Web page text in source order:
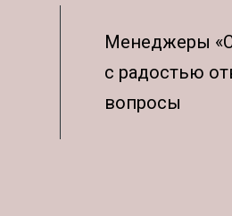
Менеджеры
с радостью
вопросы